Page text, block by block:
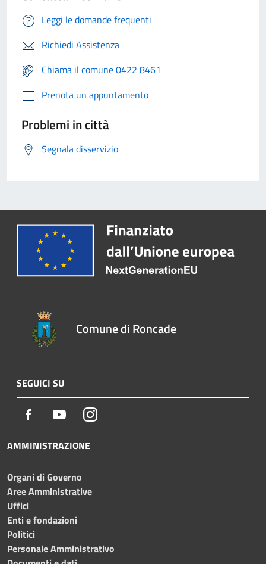
Leggi le domande frequenti
Richiedi Assistenza
Chiama il comune 0422 8461
Prenota un appuntamento
Problemi in città
Segnala disservizio
Comune di Roncade
SEGUICI SU
Facebook YoutubeInstagram
AMMINISTRAZIONE
Organi di Governo
Aree Amministrative
Uffici
Enti e fondazioni
Politici
Personale Amministrativo